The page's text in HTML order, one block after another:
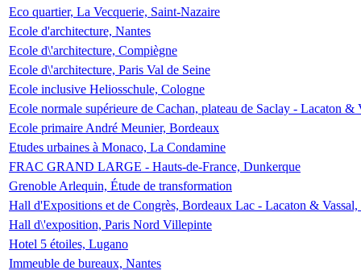
Eco quartier, La Vecquerie, Saint-Nazaire
Ecole d'architecture, Nantes
Ecole d\'architecture, Compiègne
Ecole d\'architecture, Paris Val de Seine
Ecole inclusive Heliosschule, Cologne
Ecole normale supérieure de Cachan, plateau de Saclay - Lacaton &
Ecole primaire André Meunier, Bordeaux
Etudes urbaines à Monaco, La Condamine
FRAC GRAND LARGE - Hauts-de-France, Dunkerque
Grenoble Arlequin, Étude de transformation
Hall d'Expositions et de Congrès, Bordeaux Lac - Lacaton &
Hall d\'exposition, Paris Nord Villepinte
Hotel 5 étoiles, Lugano
Immeuble de bureaux, Nantes